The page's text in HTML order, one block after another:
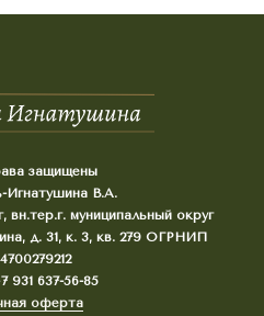
защищены
Игнатушина В.А.
вн.тер.г. муниципальный округ
д. 31, к. 3, кв. 279 ОГРНИП
931 637-56-85
оферта